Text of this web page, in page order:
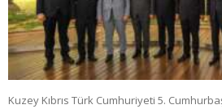
Kuzey Kıbrıs Türk Cumhuriyeti 5.